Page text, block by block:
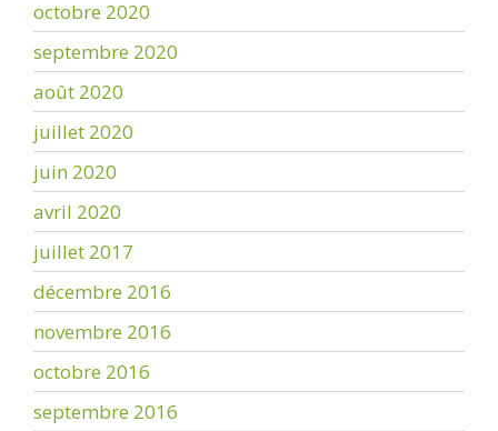
octobre 2020
septembre 2020
août 2020
juillet 2020
juin 2020
avril 2020
juillet 2017
décembre 2016
novembre 2016
octobre 2016
septembre 2016